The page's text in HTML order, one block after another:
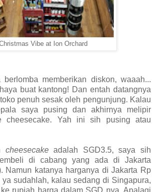
Vibe at Ion Orchard
memberikan diskon, waaah...
buat kantong! Dan entah datangnya
penuh sesak oleh pengunjung. Kalau
saya pusing dan akhirnya melipir
cheesecake. Yah ini sih pusing atau
cheesecakeadalah SGD3.5, saya sih
di cabang yang ada di Jakarta
Namun katanya harganya di Jakarta Rp
ya sudahlah, kalau sedang di Singapura,